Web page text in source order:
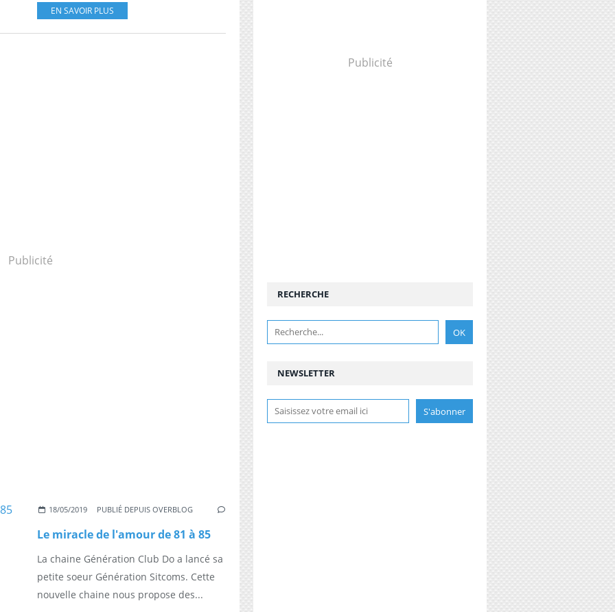
EN SAVOIR PLUS
Publicité
18/05/2019 PUBLIÉ DEPUIS OVERBLOG
Le miracle de l'amour de 81 à 85
La chaine Génération Club Do a lancé sa
petite soeur Génération Sitcoms. Cette
nouvelle chaine nous propose des...
Publicité
NEWSLETTER
RECHERCHE